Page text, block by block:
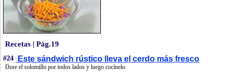
Recetas | Pág.19
#24 Este sándwich rústico lleva el cerdo más fresco
Dore el solomillo por todos lados y luego cocínelo